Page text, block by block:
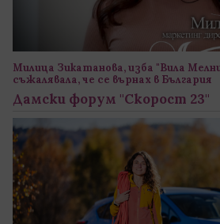
Милица Зикатанова, изба "Вила
съжалявала, че се върнах в България
Дамски форум "Скорост 23"